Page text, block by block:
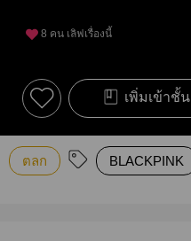
8 คน เลิฟเรื่องนี้
เพิ่มเข้าชั้น
ตลก BLACKPINK